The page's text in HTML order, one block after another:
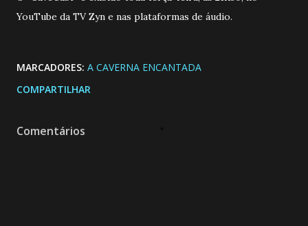
YouTube da TV Zyn e nas plataformas de áudio.
MARCADORES: A CAVERNA ENCANTADA
COMPARTILHAR
Comentários